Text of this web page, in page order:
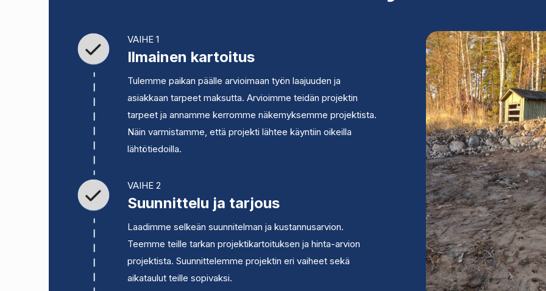
VAIHE 1
Ilmainen kartoitus
Tulemme paikan päälle arvioimaan työn laajuuden ja
asiakkaan tarpeet maksutta. Arvioimme teidän projektin
tarpeet ja annamme kerromme näkemyksemme projektista.
Näin varmistamme, että projekti lähtee käyntiin oikeilla
lähtötiedoilla.
VAIHE 2
Suunnittelu ja tarjous
Laadimme selkeän suunnitelman ja kustannusarvion.
Teemme teille tarkan projektikartoituksen ja hinta-arvion
projektista. Suunnittelemme projektin eri vaiheet sekä
aikataulut teille sopivaksi.